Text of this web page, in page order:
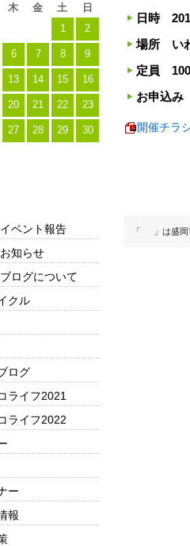
木 金 土 日
1 2
6 7 8 9
13 14 15 16
20 21 22 23
27 28 29 30
イベント報告
知らせ
ブログについて
クル
ログ
ライフ2021
ライフ2022
ー
報
日時
場所 い
定員 100
お申込み
開催チラ
「 」は盛